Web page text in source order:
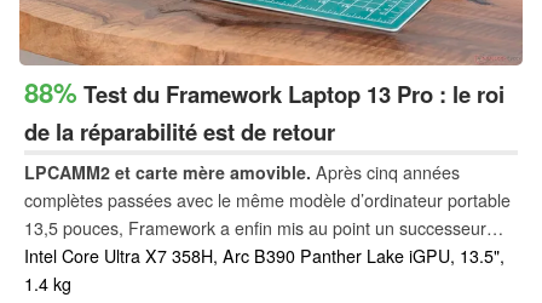
88% Test du Framework Laptop 13 Pro : le roi
de la réparabilité est de retour
LPCAMM2 et carte mère amovible. Après cinq années
complètes passées avec le même modèle d’ordinateur portable
13,5 pouces, Framework a enfin mis au point un successeur
digne du nom « Pro ». Cette mise à jour tant attendue renforce
tous les atouts qui faisaient la particularité du modèle d’origine,
Intel Core Ultra X7 358H, Arc B390 Panther Lake iGPU, 13.5",
1.4 kg